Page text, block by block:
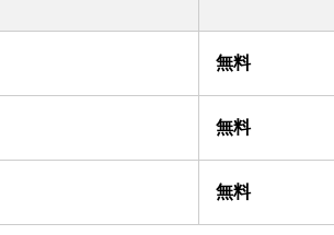
無料
無料
無料